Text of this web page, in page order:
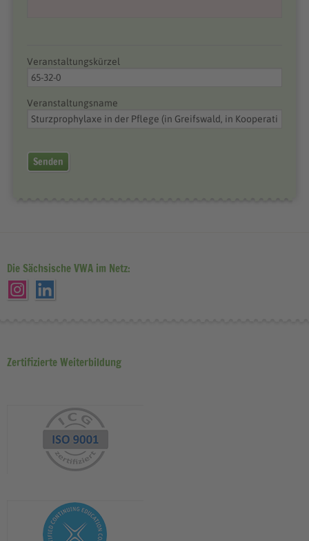
Veranstaltungskürzel
Veranstaltungsname
Senden
Die Sächsische VWA im Netz:
Zertifizierte Weiterbildung